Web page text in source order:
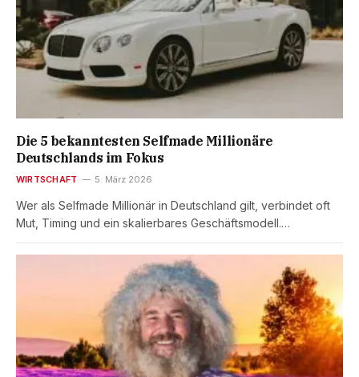
Die 5 bekanntesten Selfmade Millionäre
Deutschlands im Fokus
WIRTSCHAFT 5. März 2026
Wer als Selfmade Millionär in Deutschland gilt, verbindet oft
Mut, Timing und ein skalierbares Geschäftsmodell.…